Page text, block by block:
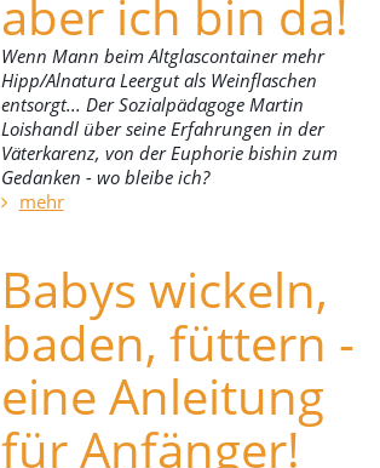
aber ich bin da!
Wenn Mann beim Altglascontainer mehr
Hipp/Alnatura Leergut als Weinflaschen
entsorgt... Der Sozialpädagoge Martin
Loishandl über seine Erfahrungen in der
Väterkarenz, von der Euphorie bishin zum
Gedanken - wo bleibe ich?
mehr
Babys wickeln,
baden, füttern -
eine Anleitung
für Anfänger!